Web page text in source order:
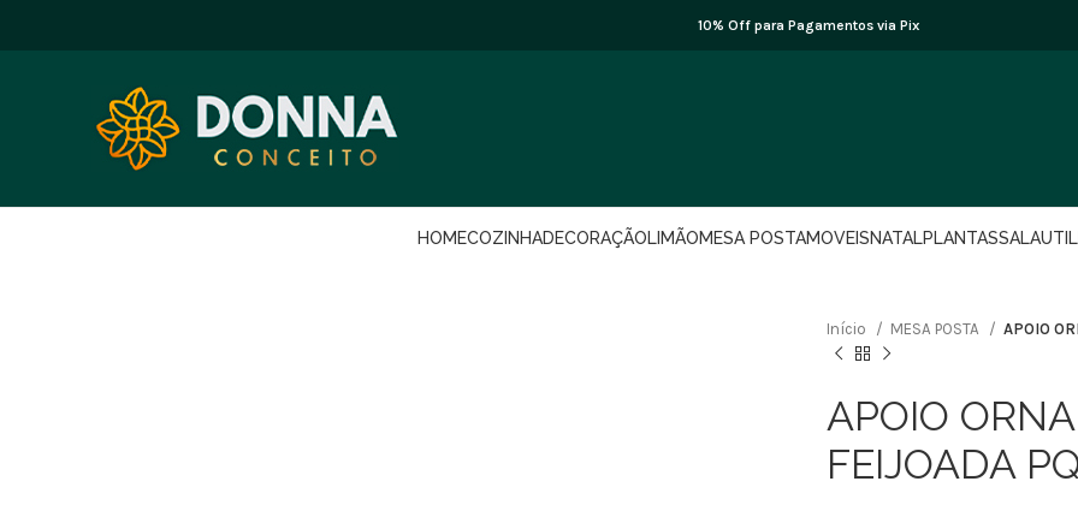
10% Off para Pagamentos via Pix
HOMECOZINHADECORAÇÃOLIMÃOMESA POSTAMOVEISNATALPLANTASSALA
Início MESA POSTA APOIO
APOIO
FEIJOADA